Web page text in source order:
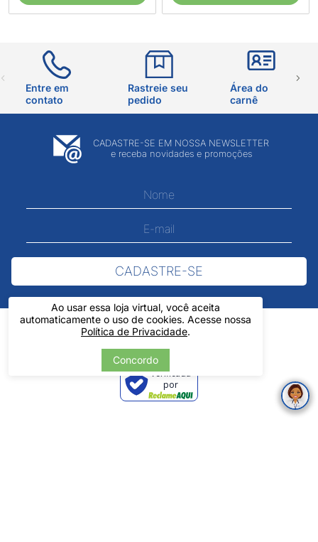
Ao usar essa loja virtual, você aceita
automaticamente o uso de cookies. Acesse nossa
Política de Privacidade.
Concordo
Entre em
contato
Rastreie seu
pedido
Área do
carnê
CADASTRE-SE EM NOSSA NEWSLETTER
e receba novidades e promoções
CADASTRE-SE
Verificada
por